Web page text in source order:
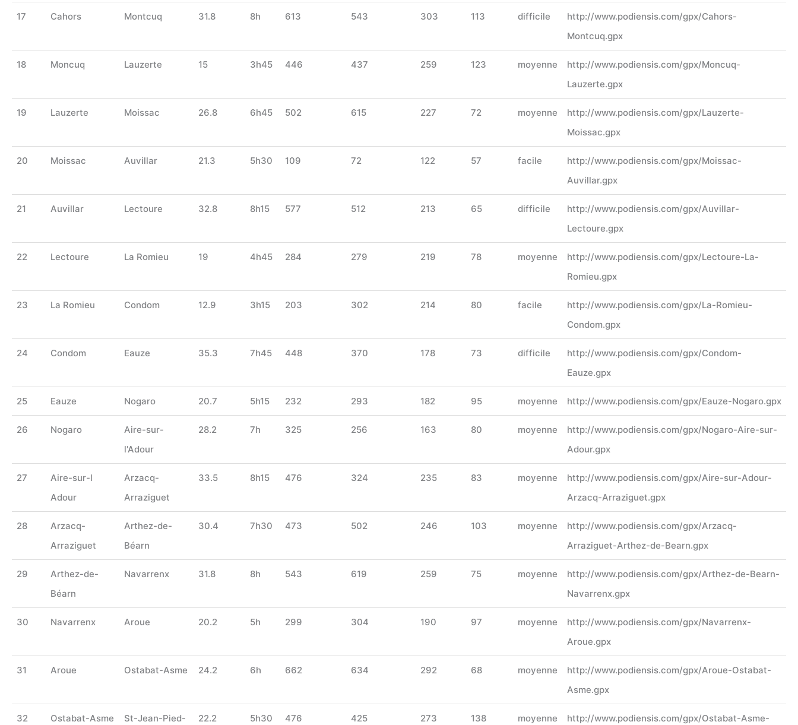
17 Cahors Montcuq 31.8 8h 613 543 303 113 difficile
http://www.podiensis.com/gpx/Cahors-
Montcuq.gpx
18 Moncuq Lauzerte 15 3h45 446 437 259 123 moyenne
http://www.podiensis.com/gpx/Moncuq-
Lauzerte.gpx
19 Lauzerte Moissac 26.8 6h45 502 615 227 72 moyenne
http://www.podiensis.com/gpx/Lauzerte-
Moissac.gpx
20 Moissac Auvillar 21.3 5h30 109 72 122 57 facile
http://www.podiensis.com/gpx/Moissac-
Auvillar.gpx
21 Auvillar Lectoure 32.8 8h15 577 512 213 65 difficile
http://www.podiensis.com/gpx/Auvillar-
Lectoure.gpx
22 Lectoure La Romieu 19 4h45 284 279 219 78 moyenne
http://www.podiensis.com/gpx/Lectoure-La-
Romieu.gpx
23 La Romieu Condom 12.9 3h15 203 302 214 80 facile
http://www.podiensis.com/gpx/La-Romieu-
Condom.gpx
24 Condom Eauze 35.3 7h45 448 370 178 73 difficile
http://www.podiensis.com/gpx/Condom-
Eauze.gpx
25 Eauze Nogaro 20.7 5h15 232 293 182 95 moyenne http://www.podiensis.com/gpx/Eauze-Nogaro.gpx
26 Nogaro
Aire-sur-
l'Adour
28.2 7h 325 256 163 80 moyenne
http://www.podiensis.com/gpx/Nogaro-Aire-sur-
Adour.gpx
27
Aire-sur-l
Adour
Arzacq-
Arraziguet
33.5 8h15 476 324 235 83 moyenne
http://www.podiensis.com/gpx/Aire-sur-Adour-
Arzacq-Arraziguet.gpx
28
Arzacq-
Arraziguet
Arthez-de-
Béarn
30.4 7h30 473 502 246 103 moyenne
http://www.podiensis.com/gpx/Arzacq-
Arraziguet-Arthez-de-Bearn.gpx
29
Arthez-de-
Béarn
Navarrenx 31.8 8h 543 619 259 75 moyenne
http://www.podiensis.com/gpx/Arthez-de-Bearn-
Navarrenx.gpx
30 Navarrenx Aroue 20.2 5h 299 304 190 97 moyenne
http://www.podiensis.com/gpx/Navarrenx-
Aroue.gpx
31 Aroue Ostabat-Asme 24.2 6h 662 634 292 68 moyenne
http://www.podiensis.com/gpx/Aroue-Ostabat-
Asme.gpx
32 Ostabat-Asme St-Jean-Pied- 22.2 5h30 476 425 273 138 moyenne http://www.podiensis.com/gpx/Ostabat-Asme-